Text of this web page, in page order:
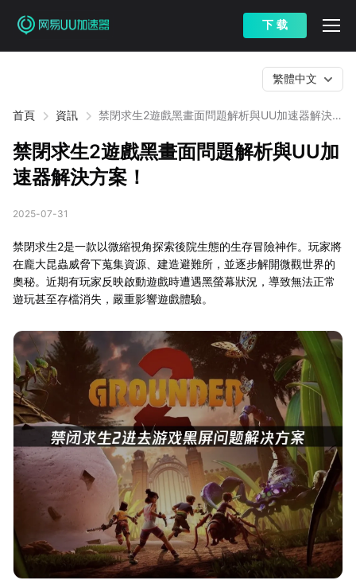
下 载
首頁 資訊
禁閉求生2遊戲黑畫面問題解析與UU加速器解決方
繁體中文
禁閉求生2遊戲黑畫面問題解析與UU加
速器解決方案！
2025-07-31
禁閉求生2是一款以微縮視角探索後院生態的生存冒險神作。玩家將
在龐大昆蟲威脅下蒐集資源、建造避難所，並逐步解開微觀世界的
奧秘。近期有玩家反映啟動遊戲時遭遇黑螢幕狀況，導致無法正常
遊玩甚至存檔消失，嚴重影響遊戲體驗。